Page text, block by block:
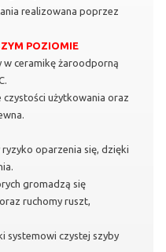
realizowana poprzez
POZIOMIE
w ceramikę żaroodporną
czystości użytkowania oraz
oparzenia się, dzięki
gromadzą się
ruchomy ruszt,
systemowi czystej szyby